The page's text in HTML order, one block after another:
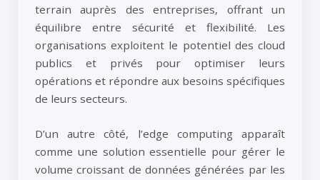
terrain auprès des entreprises, offrant un
équilibre entre sécurité et flexibilité. Les
organisations exploitent le potentiel des cloud
publics et privés pour optimiser leurs
opérations et répondre aux besoins spécifiques
de leurs secteurs.
D’un autre côté, l’edge computing apparaît
comme une solution essentielle pour gérer le
volume croissant de données générées par les